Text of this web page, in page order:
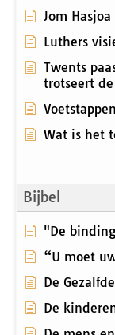
Jom
Luthers
Twents
trotseert
Wat is het
Bijbel
"De
“U moet
De
De